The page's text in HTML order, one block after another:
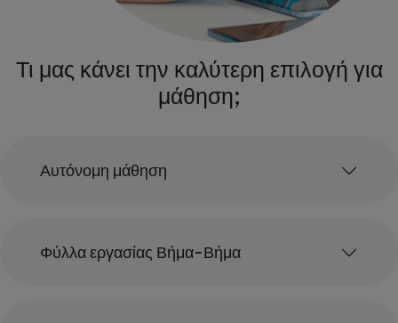
Τι μας κάνει την καλύτερη επιλογή για
μάθηση;
Αυτόνομη μάθηση
Φύλλα εργασίας Βήμα-Βήμα